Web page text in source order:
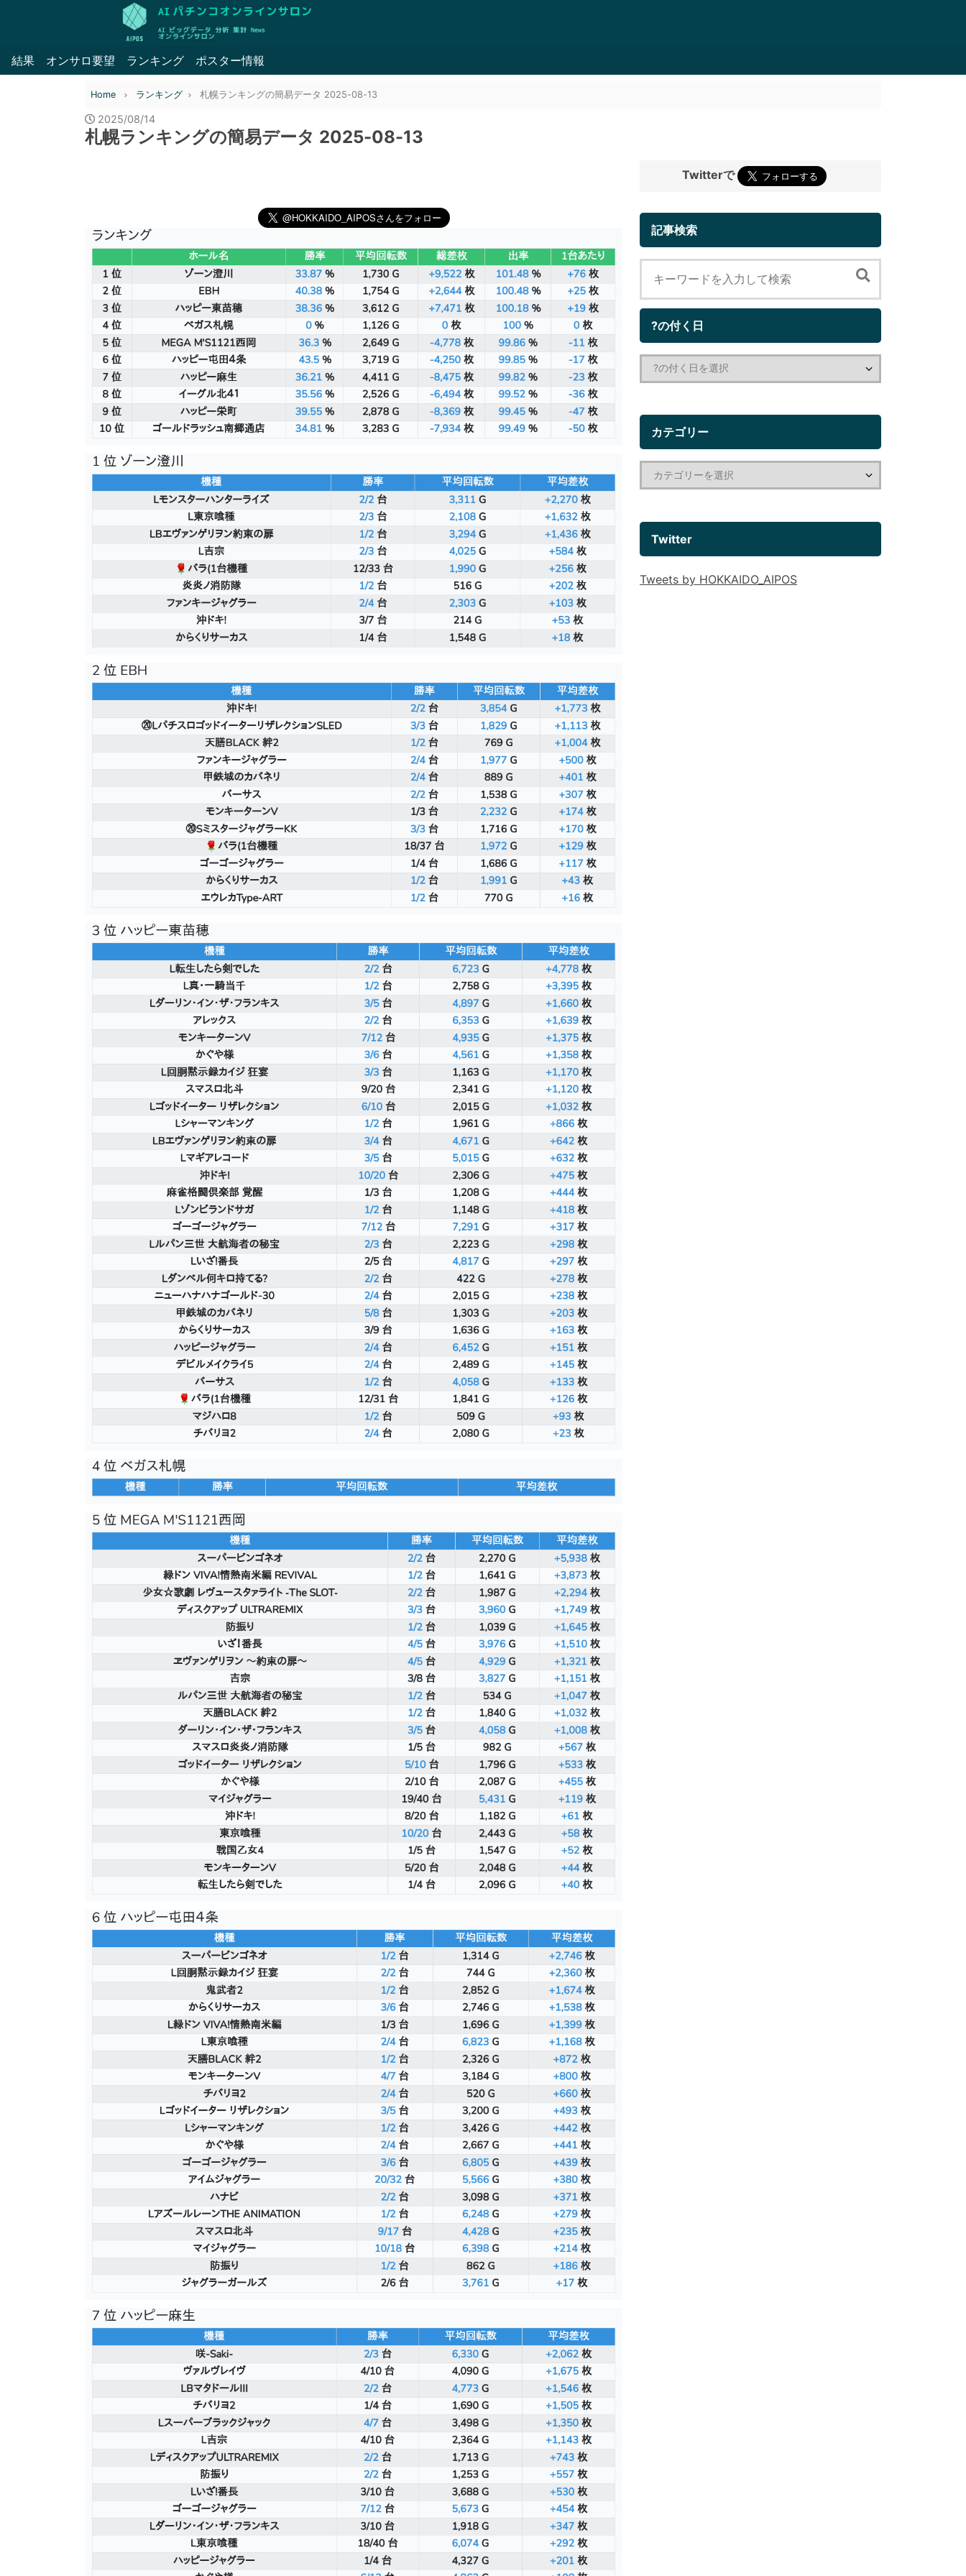
結果 オンサロ要望 ランキング ポスター情報
Home ランキング 札幌ランキングの簡易データ 2025-08-13
2025/08/14
札幌ランキングの簡易データ 2025-08-13
Twitterで
記事検索
?の付く日
カテゴリー
Twitter
Tweets by HOKKAIDO_AIPOS